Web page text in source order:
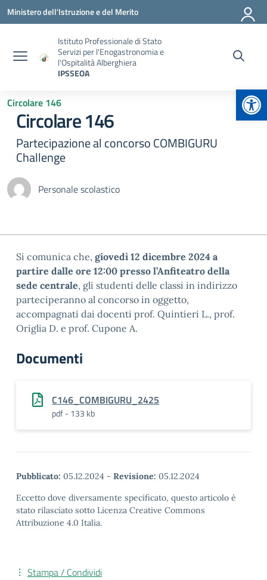
Vai ai contenuti
Vai al menu di navigazione
Vai al footer
Ministero dell'Istruzione e del Merito
Istituto Professionale di Stato
Servizi per l'Enogastronomia e
l'Ospitalità Alberghiera
IPSSEOA
Circolare 146
Circolare 146
Partecipazione al concorso COMBIGURU
Challenge
Personale scolastico
Si comunica che, giovedì 12 dicembre 2024 a
partire dalle ore 12:00 presso l’Anfiteatro della
sede centrale, gli studenti delle classi in indirizzo
parteciperanno al concorso in oggetto,
accompagnati dai docenti prof. Quintieri L., prof.
Origlia D. e prof. Cupone A.
Documenti
C146_COMBIGURU_2425
pdf - 133 kb
Pubblicato: 05.12.2024 - Revisione: 05.12.2024
Eccetto dove diversamente specificato, questo articolo è
stato rilasciato sotto Licenza Creative Commons
Attribuzione 4.0 Italia.
Stampa / Condividi